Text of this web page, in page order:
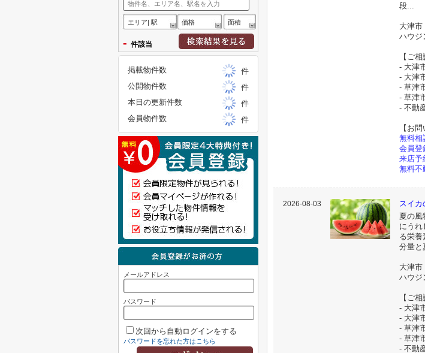
段...
大津市
ハウジ
【ご相
- 大津
- 大津
- 草津
- 草津
- 不動
【お
無料相
会員登
来店予
無料不
2026-08-03
スイカ
夏の風
にうれ
る栄養
分量と
大津市
ハウジ
【ご相
- 大津
- 大津
- 草津
- 草津
- 不動
エリア| 駅 価格 面積
- 件該当
掲載物件数
件
公開物件数
件
本日の更新件数
件
会員物件数
件
メールアドレス
パスワード
次回から自動ログインをする
パスワードを忘れた方はこちら